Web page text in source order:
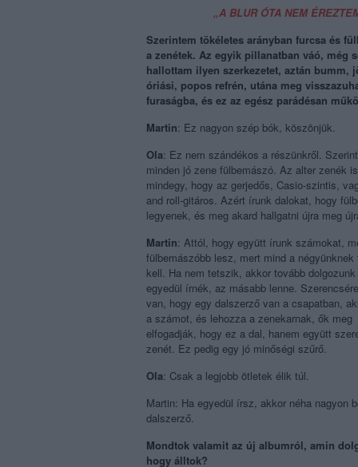
„A BLUR ÓTA NEM
Szerintem tökéletes arányban furcsa és
a zenétek. Az egyik pillanatban váó, még
hallottam ilyen szerkezetet, aztán bumm,
óriási, popos refrén, utána meg
furaságba, és ez az egész parádésan
Martin: Ez nagyon szép bók, köszönjük.
Ola: Ez nem szándékos a részünkről.
minden jó zene fülbemászó. Az alter zenék
mindegy, hogy az gerjedős, Casio-szintis,
and roll-gitáros. Azért írunk dalokat, hogy
legyenek, és meg akard hallgatni újra meg
Martin: Attól, hogy együtt írunk számokat,
fülbemászóbb lesz, mert mind a négyünknek
kell. Ha nem tetszik, akkor tovább
egyedül írnék, az másabb lenne.
van, hogy egy dalszerző van a csapatban,
a számot, és lehozza a zenekarnak, ők meg
elfogadják, hogy ez a dal, hanem együtt
zenét. Ez pedig egy jó minőségi szűrő.
Ola: Csak a legjobb ötletek élik túl.
Martin: Ha egyedül írsz, akkor néha nagyon
dalszerző.
Mondtok valamit az új albumról, amin
hogy álltok?